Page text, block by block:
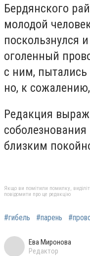
Бердянского
молодой
поскользнулся
оголенный
с ним,
но, к
Редакция
близким
Якщо ви помітили помилку,
повідомити про це редакцію
#гибель #парень
Ева Миронова
Редактор